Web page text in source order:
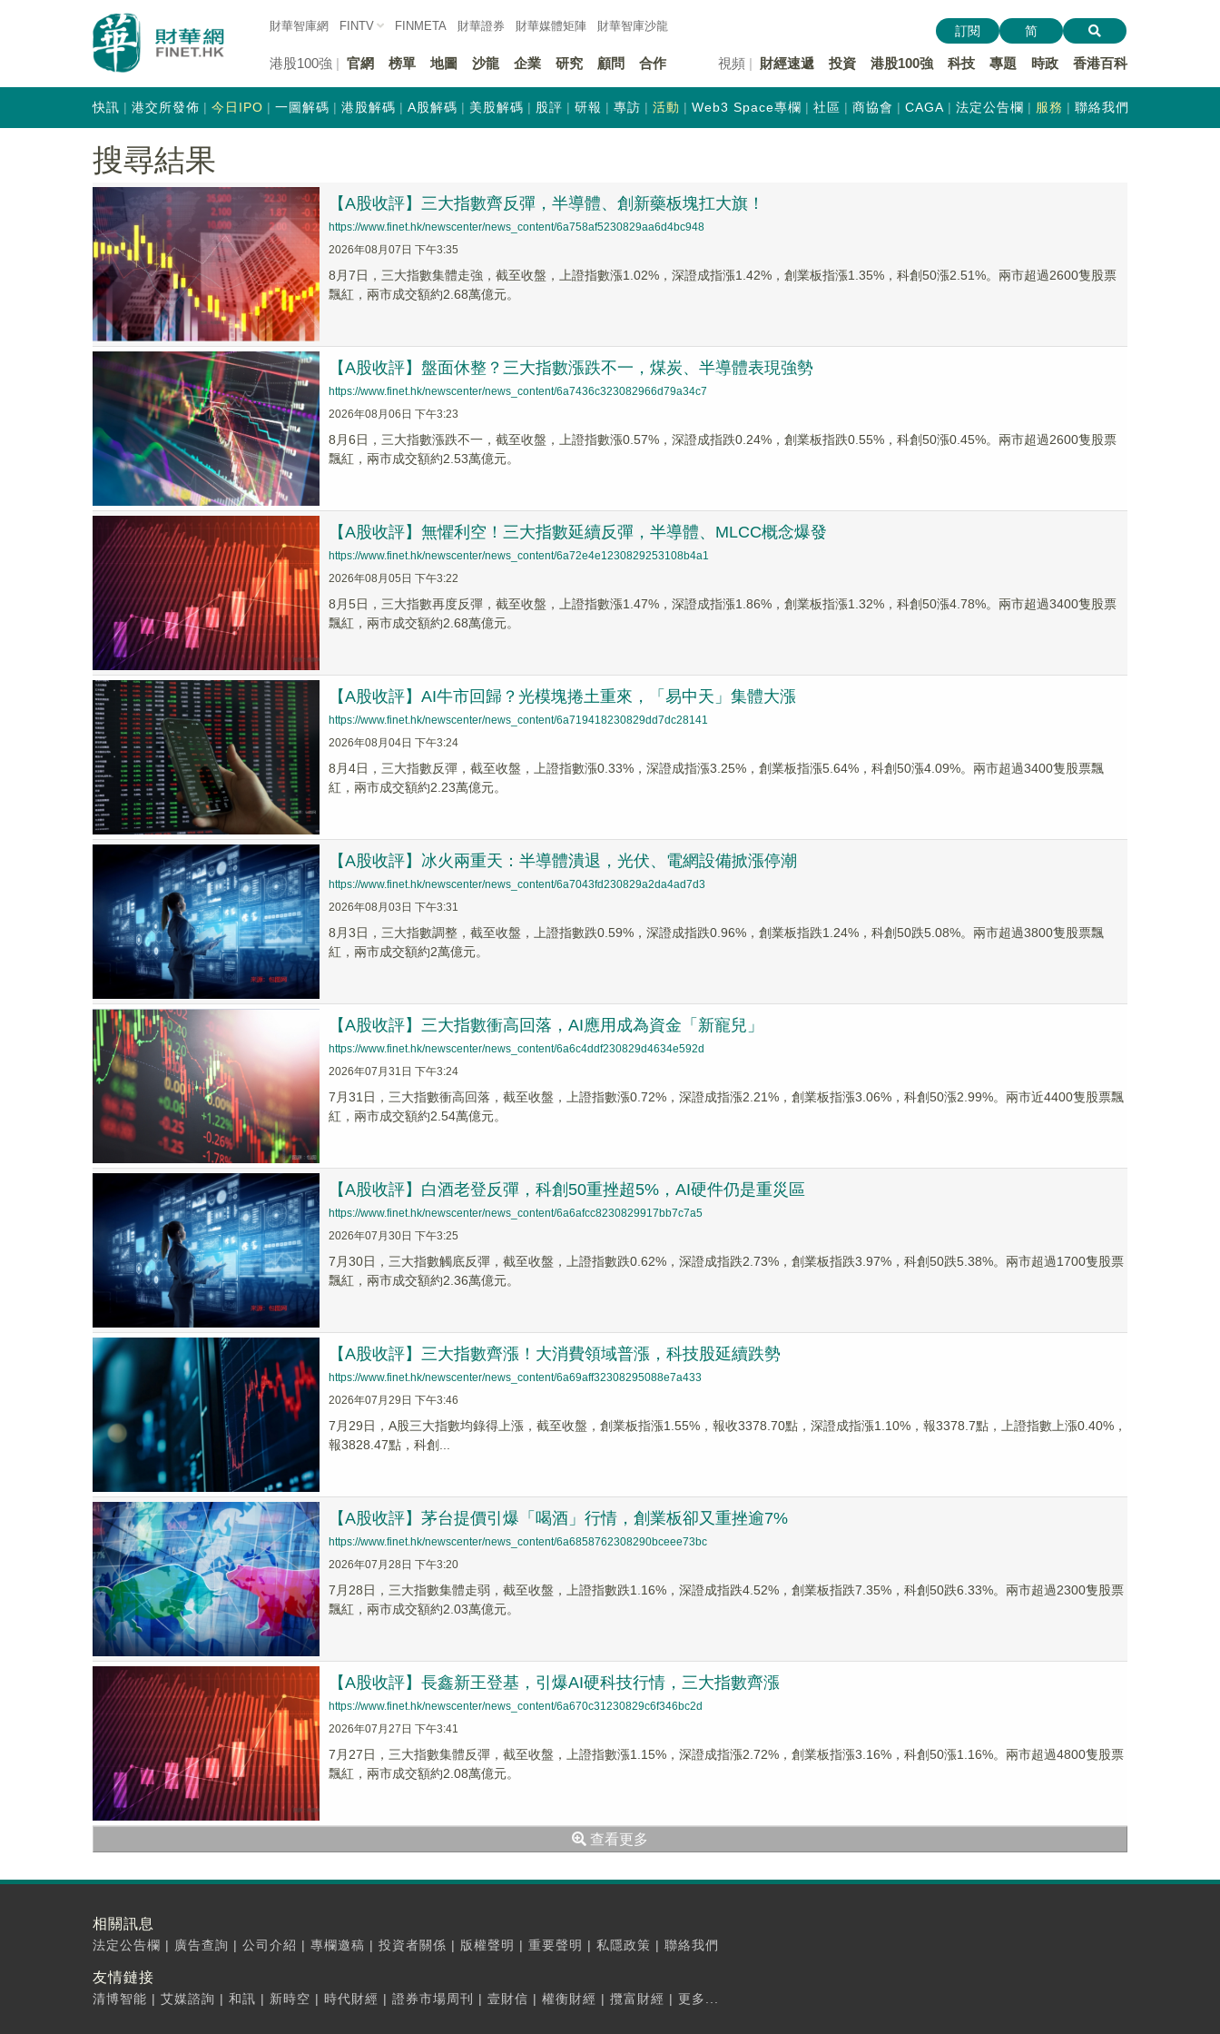
財華智庫網 FINTV FINMETA 財華證券 財華媒體矩陣 財華智庫沙龍
港股100強 官網 榜單 地圖 沙龍 企業 研究 顧問 合作 視頻 財經速遞 投資 港股100強 科技 專題 時政 香港百科
訂閱 简
快訊 港交所發佈 今日IPO 一圖解碼 港股解碼 A股解碼 美股解碼 股評 研報 專訪 活動 Web3 Space專欄 社區 商協會 CAGA 法定公告欄 服務 聯絡我們
搜尋結果
【A股收評】三大指數齊反彈，半導體、創新藥板塊扛大旗！
https://www.finet.hk/newscenter/news_content/6a758af5230829aa6d4bc948
2026年08月07日 下午3:35
8月7日，三大指數集體走強，截至收盤，上證指數漲1.02%，深證成指漲1.42%，創業板指漲1.35%，科創50漲2.51%。兩市超過2600隻股票
飄紅，兩市成交額約2.68萬億元。
【A股收評】盤面休整？三大指數漲跌不一，煤炭、半導體表現強勢
https://www.finet.hk/newscenter/news_content/6a7436c323082966d79a34c7
2026年08月06日 下午3:23
8月6日，三大指數漲跌不一，截至收盤，上證指數漲0.57%，深證成指跌0.24%，創業板指跌0.55%，科創50漲0.45%。兩市超過2600隻股票
飄紅，兩市成交額約2.53萬億元。
【A股收評】無懼利空！三大指數延續反彈，半導體、MLCC概念爆發
https://www.finet.hk/newscenter/news_content/6a72e4e1230829253108b4a1
2026年08月05日 下午3:22
8月5日，三大指數再度反彈，截至收盤，上證指數漲1.47%，深證成指漲1.86%，創業板指漲1.32%，科創50漲4.78%。兩市超過3400隻股票
飄紅，兩市成交額約2.68萬億元。
【A股收評】AI牛市回歸？光模塊捲土重來，「易中天」集體大漲
https://www.finet.hk/newscenter/news_content/6a719418230829dd7dc28141
2026年08月04日 下午3:24
8月4日，三大指數反彈，截至收盤，上證指數漲0.33%，深證成指漲3.25%，創業板指漲5.64%，科創50漲4.09%。兩市超過3400隻股票飄
紅，兩市成交額約2.23萬億元。
【A股收評】冰火兩重天：半導體潰退，光伏、電網設備掀漲停潮
https://www.finet.hk/newscenter/news_content/6a7043fd230829a2da4ad7d3
2026年08月03日 下午3:31
8月3日，三大指數調整，截至收盤，上證指數跌0.59%，深證成指跌0.96%，創業板指跌1.24%，科創50跌5.08%。兩市超過3800隻股票飄
紅，兩市成交額約2萬億元。
【A股收評】三大指數衝高回落，AI應用成為資金「新寵兒」
https://www.finet.hk/newscenter/news_content/6a6c4ddf230829d4634e592d
2026年07月31日 下午3:24
7月31日，三大指數衝高回落，截至收盤，上證指數漲0.72%，深證成指漲2.21%，創業板指漲3.06%，科創50漲2.99%。兩市近4400隻股票飄
紅，兩市成交額約2.54萬億元。
【A股收評】白酒老登反彈，科創50重挫超5%，AI硬件仍是重災區
https://www.finet.hk/newscenter/news_content/6a6afcc8230829917bb7c7a5
2026年07月30日 下午3:25
7月30日，三大指數觸底反彈，截至收盤，上證指數跌0.62%，深證成指跌2.73%，創業板指跌3.97%，科創50跌5.38%。兩市超過1700隻股票
飄紅，兩市成交額約2.36萬億元。
【A股收評】三大指數齊漲！大消費領域普漲，科技股延續跌勢
https://www.finet.hk/newscenter/news_content/6a69aff32308295088e7a433
2026年07月29日 下午3:46
7月29日，A股三大指數均錄得上漲，截至收盤，創業板指漲1.55%，報收3378.70點，深證成指漲1.10%，報3378.7點，上證指數上漲0.40%，
報3828.47點，科創...
【A股收評】茅台提價引爆「喝酒」行情，創業板卻又重挫逾7%
https://www.finet.hk/newscenter/news_content/6a6858762308290bceee73bc
2026年07月28日 下午3:20
7月28日，三大指數集體走弱，截至收盤，上證指數跌1.16%，深證成指跌4.52%，創業板指跌7.35%，科創50跌6.33%。兩市超過2300隻股票
飄紅，兩市成交額約2.03萬億元。
【A股收評】長鑫新王登基，引爆AI硬科技行情，三大指數齊漲
https://www.finet.hk/newscenter/news_content/6a670c31230829c6f346bc2d
2026年07月27日 下午3:41
7月27日，三大指數集體反彈，截至收盤，上證指數漲1.15%，深證成指漲2.72%，創業板指漲3.16%，科創50漲1.16%。兩市超過4800隻股票
飄紅，兩市成交額約2.08萬億元。
查看更多
相關訊息
法定公告欄 | 廣告查詢 | 公司介紹 | 專欄邀稿 | 投資者關係 | 版權聲明 | 重要聲明 | 私隱政策 | 聯絡我們
友情鏈接
清博智能 | 艾媒諮詢 | 和訊 | 新時空 | 時代財經 | 證券市場周刊 | 壹財信 | 權衡財經 | 攬富財經 | 更多...